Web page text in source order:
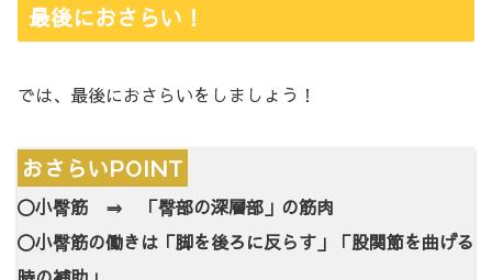
最後におさらい！
では、最後におさらいをしましょう！
おさらいPOINT
〇小臀筋 ⇒ 「臀部の深層部」の筋肉
〇小臀筋の働きは「脚を後ろに反らす」「股関節を曲げる